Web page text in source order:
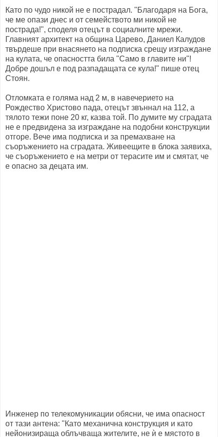
Като по чудо никой не е пострадал. "Благодаря на Бога,
че ме опази днес и от семейството ми никой не
пострада!", споделя отецът в социалните мрежи.
Главният архитект на община Царево, Даниел Калудов
твърдеше при внасянето на подписка срещу изграждане
на кулата, че опасността била "Само в главите ни"!
Добре дошъл е под разпадащата се кула!" пише отец
Стоян.
Отломката е голяма над 2 м, в навечерието на
Рождество Христово пада, отецът звъннал на 112, а
тялото тежи поне 20 кг, казва той. По думите му сградата
не е предвидена за изграждане на подобни конструкции
отгоре. Вече има подписка и за премахване на
съоръжението на сградата. Живеещите в блока заявиха,
че съоръжението е на метри от терасите им и смятат, че
е опасно за децата им.
Инженер по телекомуникации обясни, че има опасност
от тази антена: "Като механична конструкция и като
нейонизираща облъчваща жителите, не ѝ е мястото в